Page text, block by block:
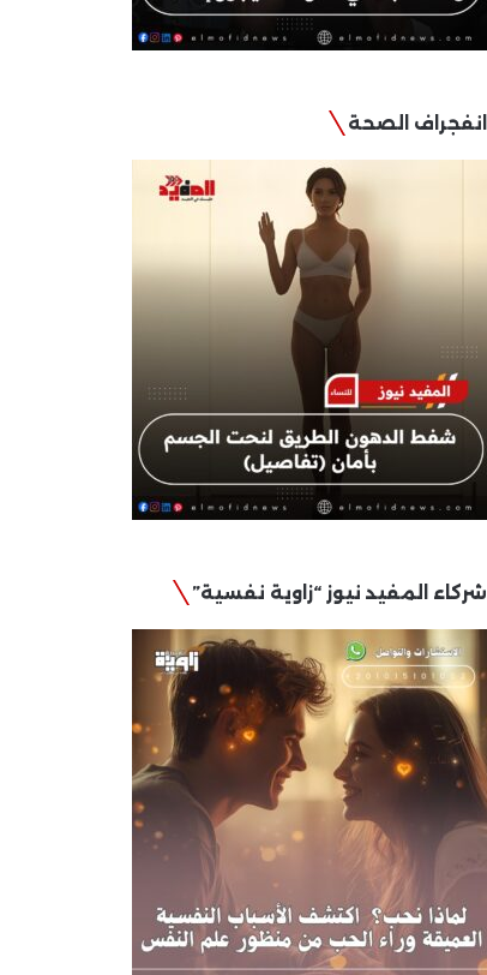
انفجراف الصحة
شركاء المفيد نيوز “زاوية نفسية”